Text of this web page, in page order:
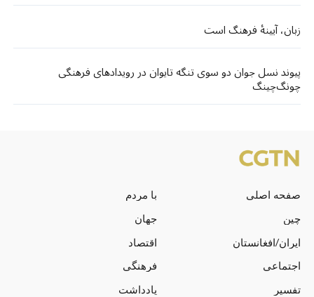
زبان، آیینهٔ فرهنگ است
پیوند نسل جوان دو سوی تنگه تایوان در رویدادهای فرهنگی
چونگ‌چینگ
صفحه اصلی
با مردم
چین
جهان
ایران/افغانستان
اقتصاد
اجتماعی
فرهنگی
تفسیر
یادداشت